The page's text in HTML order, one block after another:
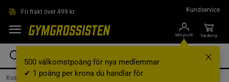
Fri frakt över 499 kr Kundservice
Min profil
500 välkomstpoäng för nya medlemmar
✔ 1 poäng per krona du handlar för
Varukorg
Kosttillskott /Proteinpulver / Vassleprotein